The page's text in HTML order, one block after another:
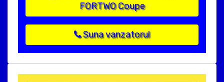
FORTWO Coupe
Suna vanzatorul